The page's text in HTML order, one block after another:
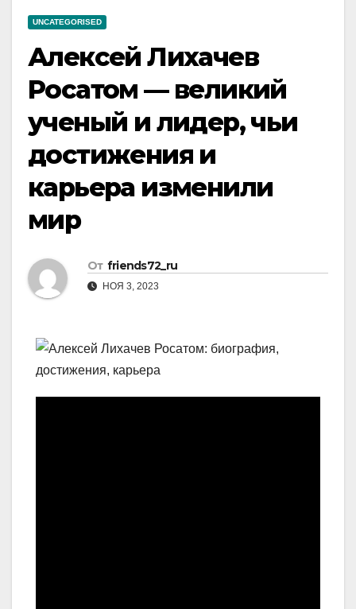
UNCATEGORISED
Алексей Лихачев
Росатом — великий
ученый и лидер, чьи
достижения и
карьера изменили
мир
От friends72_ru
НОЯ 3, 2023